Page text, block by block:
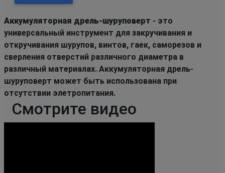
Аккумуляторная дрель-шуруповерт - это
универсальный инструмент для закручивания и
откручивания шурупов, винтов, гаек, саморезов и
сверления отверстий различного диаметра в
различный материалах. Аккумуляторная дрель-
шуруповерт может быть использована при
отсутствии элетропитания.
Смотрите видео